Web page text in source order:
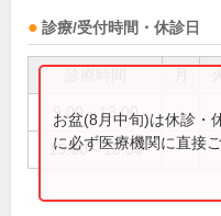
診療/受付時間・休診日
9:00～13:00
15:00～18:00
お盆(8月中旬)は休診・
に必ず医療機関に直接